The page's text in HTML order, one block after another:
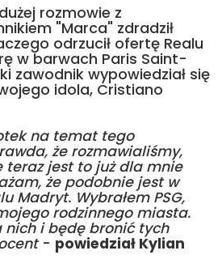
rozmowie z
"Marca" zdradził
odrzucił ofertę Realu
w barwach Paris Saint-
zawodnik wypowiedział się
idola, Cristiano
na temat tego
że rozmawialiśmy,
teraz jest to już dla mnie
że podobnie jest w
Madryt. Wybrałem PSG,
rodzinnego miasta.
nich i będę bronić tych
- powiedział Kylian